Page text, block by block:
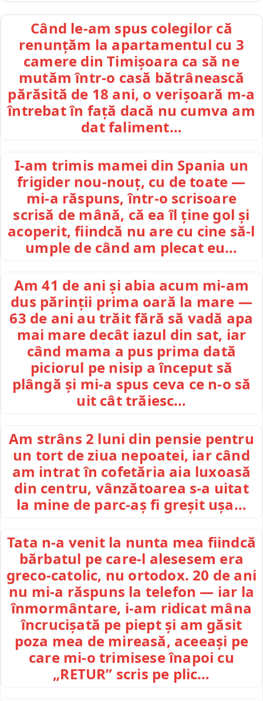
Când le-am spus colegilor că
renunțăm la apartamentul cu 3
camere din Timișoara ca să ne
mutăm într-o casă bătrânească
părăsită de 18 ani, o verișoară m-a
întrebat în față dacă nu cumva am
dat faliment…
I-am trimis mamei din Spania un
frigider nou-nouț, cu de toate —
mi-a răspuns, într-o scrisoare
scrisă de mână, că ea îl ține gol și
acoperit, fiindcă nu are cu cine să-l
umple de când am plecat eu…
Am 41 de ani și abia acum mi-am
dus părinții prima oară la mare —
63 de ani au trăit fără să vadă apa
mai mare decât iazul din sat, iar
când mama a pus prima dată
piciorul pe nisip a început să
plângă și mi-a spus ceva ce n-o să
uit cât trăiesc…
Am strâns 2 luni din pensie pentru
un tort de ziua nepoatei, iar când
am intrat în cofetăria aia luxoasă
din centru, vânzătoarea s-a uitat
la mine de parc-aș fi greșit ușa…
Tata n-a venit la nunta mea fiindcă
bărbatul pe care-l alesesem era
greco-catolic, nu ortodox. 20 de ani
nu mi-a răspuns la telefon — iar la
înmormântare, i-am ridicat mâna
încrucișată pe piept și am găsit
poza mea de mireasă, aceeași pe
care mi-o trimisese înapoi cu
„RETUR” scris pe plic…